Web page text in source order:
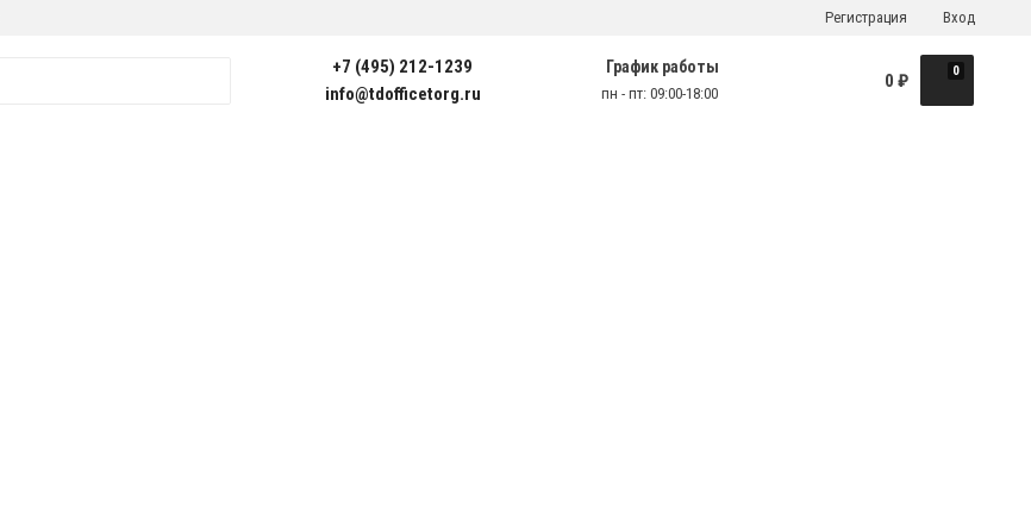
Регистрация Вход
+7 (495) 212-1239
info@tdofficetorg.ru
График работы
пн - пт: 09:00-18:00
0
0 ₽